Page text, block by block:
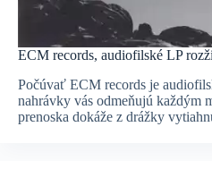
ECM records, audiofilské LP
Počúvať ECM records je
nahrávky vás odmeňujú každým
prenoska dokáže z drážky